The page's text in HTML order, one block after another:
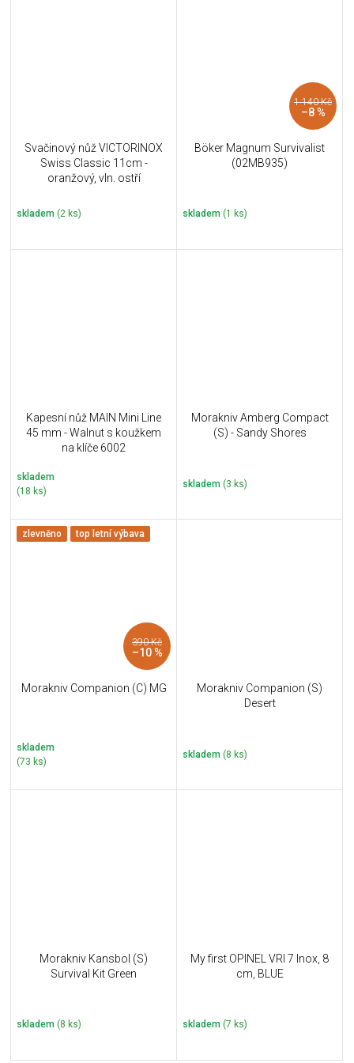
Svačinový nůž VICTORINOX
Swiss Classic 11cm -
oranžový, vln. ostří
skladem (2 ks)
1 140 Kč
–8 %
Böker Magnum Survivalist
(02MB935)
skladem (1 ks)
Kapesní nůž MAIN Mini Line
45 mm - Walnut s koužkem
na klíče 6002
skladem
(18 ks)
Morakniv Amberg Compact
(S) - Sandy Shores
skladem (3 ks)
zlevněno top letní výbava
390 Kč
–10 %
Morakniv Companion (C) MG
skladem
(73 ks)
Morakniv Companion (S)
Desert
skladem (8 ks)
Morakniv Kansbol (S)
Survival Kit Green
skladem (8 ks)
My first OPINEL VRI 7 Inox, 8
cm, BLUE
skladem (7 ks)